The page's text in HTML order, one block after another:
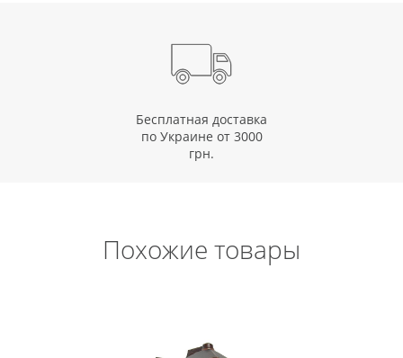
Бесплатная доставка
по Украине от 3000
грн.
Похожие товары